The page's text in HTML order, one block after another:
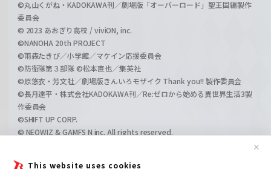
This website uses cookies
✕
©丸山くがね・KADOKAWA刊／劇場版「オーバーロード」聖王国編製作
委員会
© 2023 あおぎり高校 / viviON, inc.
©NANOHA 20th PROJECT
©雨森たきび／小学館／マケイン応援委員会
©防衛隊第３部隊 ©松本直也／集英社
©原悠衣・芳文社／劇場版きんいろモザイク Thank you!! 製作委員会
©長月達平・株式会社KADOKAWA刊／Re:ゼロから始める異世界生活3製
作委員会
©SHIFT UP CORP.
© NEOWIZ & GAMFS N inc. All rights reserved.